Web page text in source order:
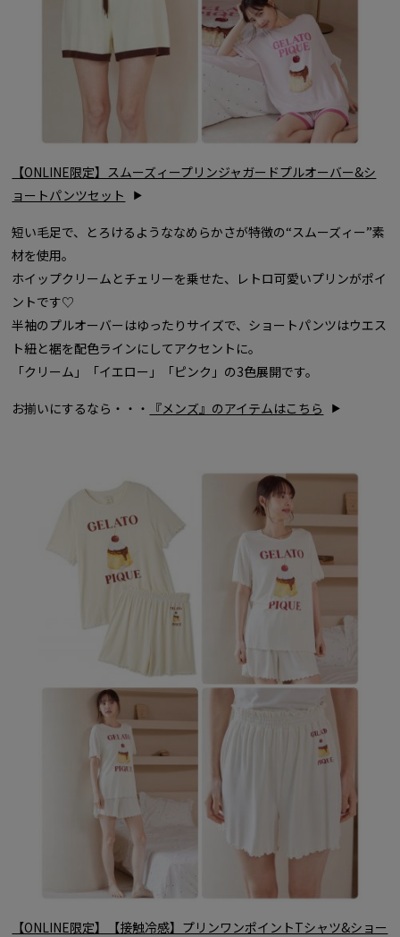
【ONLINE限定】スムーズィープリンジャガードプルオーバー&シ
ョートパンツセット
短い毛足で、とろけるようななめらかさが特徴の“スムーズィー”素
材を使用。
ホイップクリームとチェリーを乗せた、レトロ可愛いプリンがポイ
ントです♡
半袖のプルオーバーはゆったりサイズで、ショートパンツはウエス
ト紐と裾を配色ラインにしてアクセントに。
「クリーム」「イエロー」「ピンク」の3色展開です。
お揃いにするなら・・・ 『メンズ』のアイテムはこちら
【ONLINE限定】【接触冷感】プリンワンポイントTシャツ&ショー